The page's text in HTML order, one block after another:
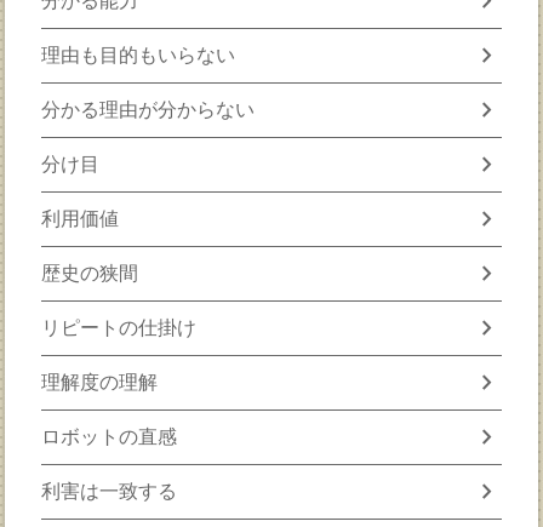
理由も目的もいらない chevron_right
分かる理由が分からない chevron_right
分け目 chevron_right
利用価値 chevron_right
歴史の狭間 chevron_right
リピートの仕掛け chevron_right
理解度の理解 chevron_right
ロボットの直感 chevron_right
利害は一致する chevron_right